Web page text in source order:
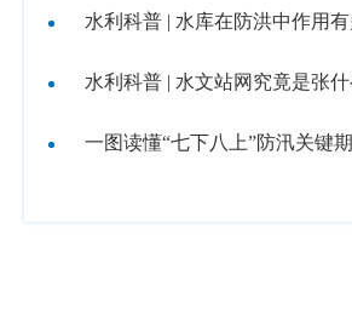
一图读懂“七下八上”防汛关键期